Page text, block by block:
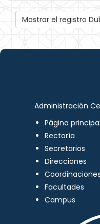
Mostrar el registro
Administración
Página principal
Rectoría
Secretarios
Direcciones
Coordinaciones
Facultades
Campus